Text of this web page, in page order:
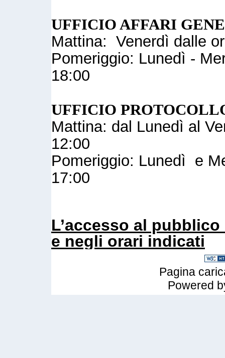
UFFICIO AFFARI
Mattina: Venerdì dalle
Pomeriggio: Lunedì -
18:00
UFFICIO
Mattina: dal Lunedì al
12:00
Pomeriggio: Lunedì e
17:00
L’accesso al
e negli orari indicati
Pagina
Powered